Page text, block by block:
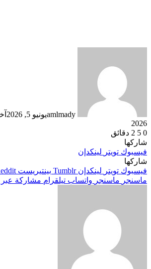
amlmadyيونيو 5, 2026
2026
0
2 دقائق
شاركها
فيسبوك تويتر لينكدإن
شاركها
فيسبوك تويتر لينكدإن بينتيريست
ماسنجر ماسنجر واتساب تيلقرام مشاركة عبر